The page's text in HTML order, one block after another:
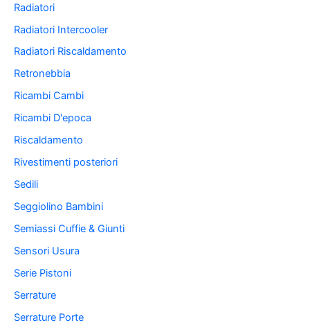
Radiatori
Radiatori Intercooler
Radiatori Riscaldamento
Retronebbia
Ricambi Cambi
Ricambi D'epoca
Riscaldamento
Rivestimenti posteriori
Sedili
Seggiolino Bambini
Semiassi Cuffie & Giunti
Sensori Usura
Serie Pistoni
Serrature
Serrature Porte